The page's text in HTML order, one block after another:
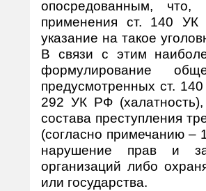
опосредованным, что,
применения ст. 140
указание на такое
В связи с этим
формулирование
предусмотренных ст.
292 УК РФ
состава преступления
(согласно примечанию –
нарушение прав и
организаций либо
или государства.